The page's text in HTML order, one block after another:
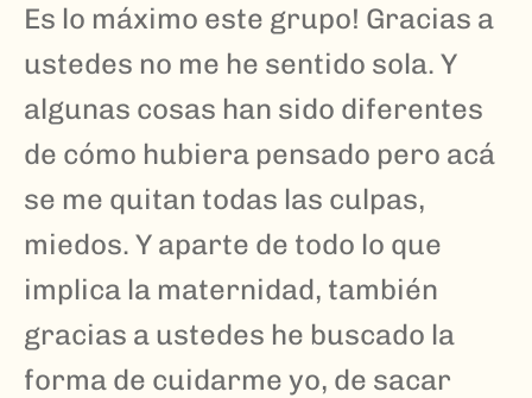
Es lo máximo este grupo! Gracias a
ustedes no me he sentido sola. Y
algunas cosas han sido diferentes
de cómo hubiera pensado pero acá
se me quitan todas las culpas,
miedos. Y aparte de todo lo que
implica la maternidad, también
gracias a ustedes he buscado la
forma de cuidarme yo, de sacar